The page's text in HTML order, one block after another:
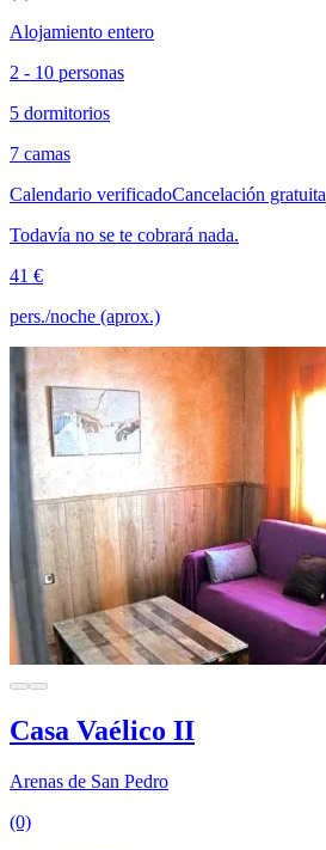
Alojamiento entero
2 - 10 personas
5 dormitorios
7 camas
Calendario verificadoCancelación gratuita
Todavía no se te cobrará nada.
41 €
pers./noche (aprox.)
Casa Vaélico II
Arenas de San Pedro
(0)